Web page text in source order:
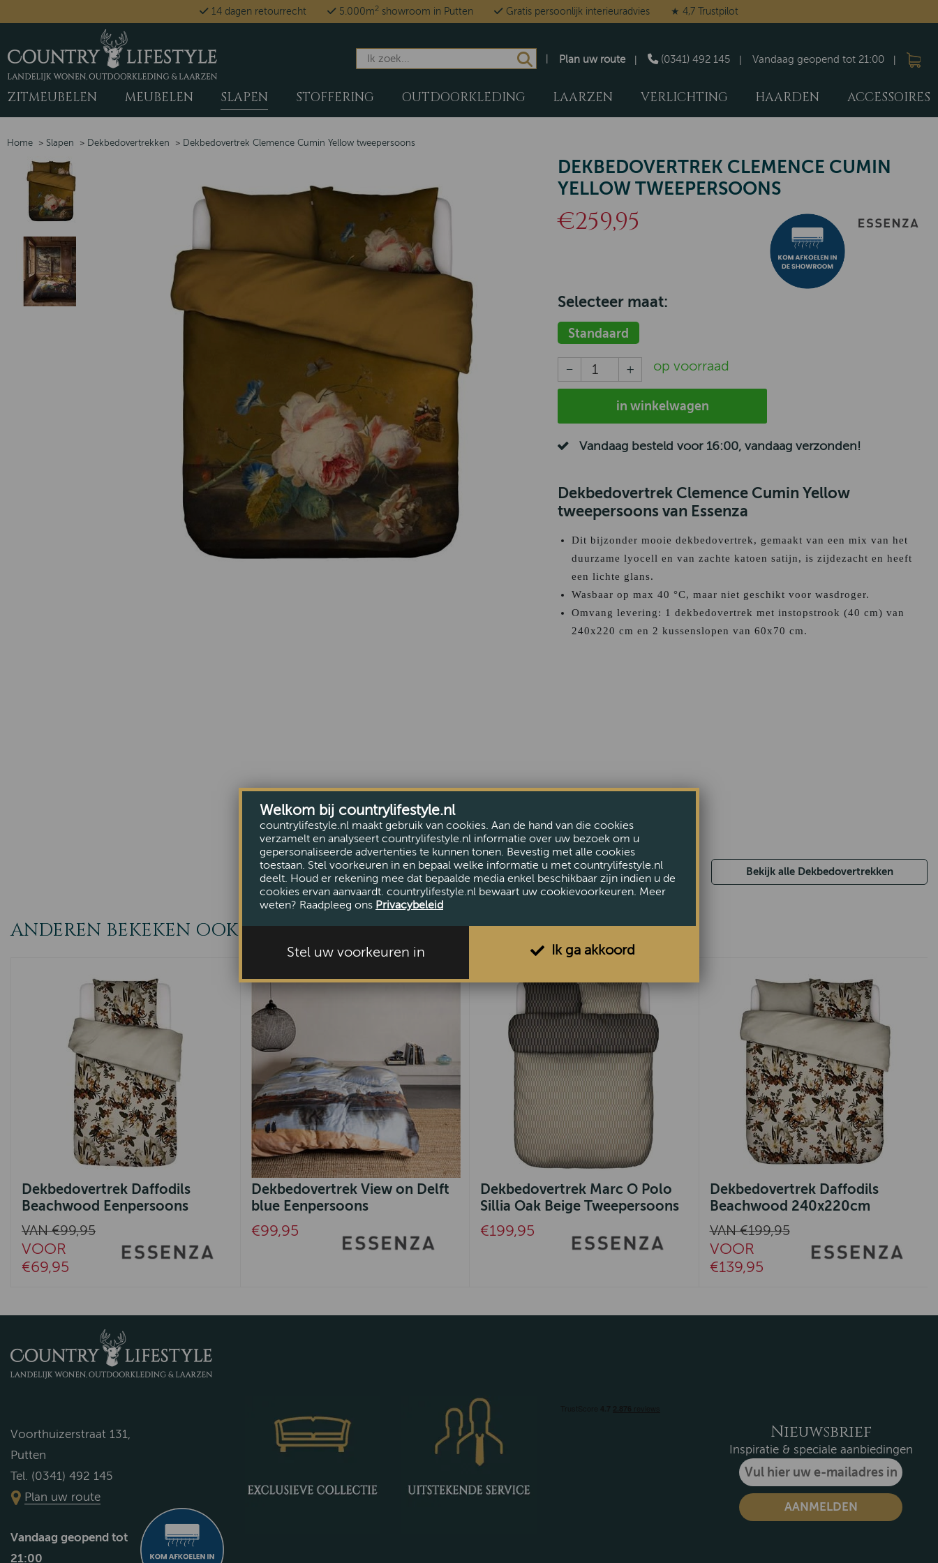
14 dagen retourrecht 5.000m2 showroom in Putten Gratis persoonlijk interieuradvies ★ 4,7 Trustpilot
Vandaag geopend tot 21:00
(0341) 492 145
Plan uw route
ZITMEUBELEN MEUBELEN SLAPEN STOFFERING OUTDOORKLEDING LAARZEN VERLICHTING HAARDEN ACCESSOIRES
Home > Slapen > Dekbedovertrekken > Dekbedovertrek Clemence Cumin Yellow tweepersoons
DEKBEDOVERTREK CLEMENCE CUMIN
YELLOW TWEEPERSOONS
€259,95
Selecteer maat:
Standaard
op voorraad
in winkelwagen
Vandaag besteld voor 16:00, vandaag verzonden!
Dekbedovertrek Clemence Cumin Yellow
tweepersoons van Essenza
Dit bijzonder mooie dekbedovertrek, gemaakt van een mix van het
duurzame lyocell en van zachte katoen satijn, is zijdezacht en heeft
een lichte glans.
Wasbaar op max 40 °C, maar niet geschikt voor wasdroger.
Omvang levering: 1 dekbedovertrek met instopstrook (40 cm) van
240x220 cm en 2 kussenslopen van 60x70 cm.
Bekijk alle Dekbedovertrekken
ANDEREN BEKEKEN OOK
Dekbedovertrek Daffodils
Beachwood Eenpersoons
VAN €99,95
VOOR
€69,95
Dekbedovertrek View on Delft
blue Eenpersoons
€99,95
Dekbedovertrek Marc O Polo
Sillia Oak Beige Tweepersoons
€199,95
Dekbedovertrek Daffodils
Beachwood 240x220cm
VAN €199,95
VOOR
€139,95
Voorthuizerstraat 131,
Putten
Tel. (0341) 492 145
Plan uw route
Vandaag geopend tot
21:00
Nieuwsbrief
Inspiratie & speciale aanbiedingen
Welkom bij countrylifestyle.nl
countrylifestyle.nl maakt gebruik van cookies. Aan de hand van die cookies
verzamelt en analyseert countrylifestyle.nl informatie over uw bezoek om u
gepersonaliseerde advertenties te kunnen tonen. Bevestig met alle cookies
toestaan. Stel voorkeuren in en bepaal welke informatie u met countrylifestyle.nl
deelt. Houd er rekening mee dat bepaalde media enkel beschikbaar zijn indien u de
cookies ervan aanvaardt. countrylifestyle.nl bewaart uw cookievoorkeuren. Meer
weten? Raadpleeg ons Privacybeleid
Stel uw voorkeuren in Ik ga akkoord